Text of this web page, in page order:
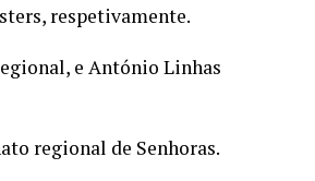
respetivamente.
e António Linhas
regional de Senhoras.